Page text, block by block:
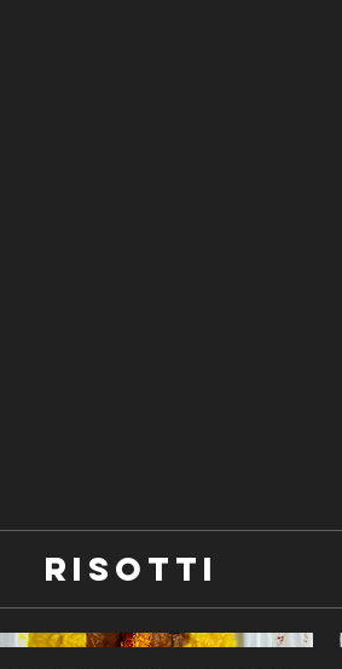
Risotti